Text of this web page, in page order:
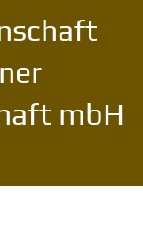
mbH